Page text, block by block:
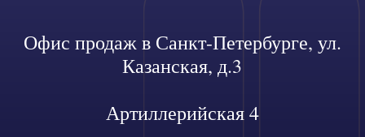
Офис продаж в Санкт-Петербурге, ул.
Казанская, д.3
Артиллерийская 4